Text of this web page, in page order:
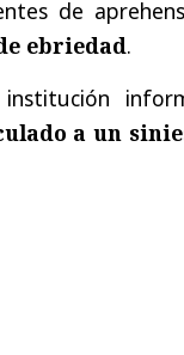
de
ebriedad.
a un